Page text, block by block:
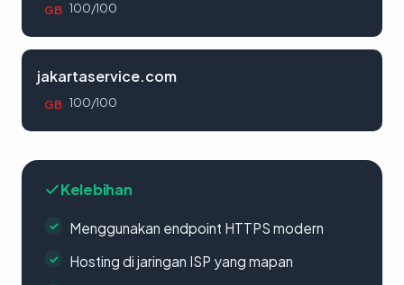
GB 100/100
jakartaservice.com
GB 100/100
Kelebihan
Menggunakan endpoint HTTPS modern
Hosting di jaringan ISP yang mapan